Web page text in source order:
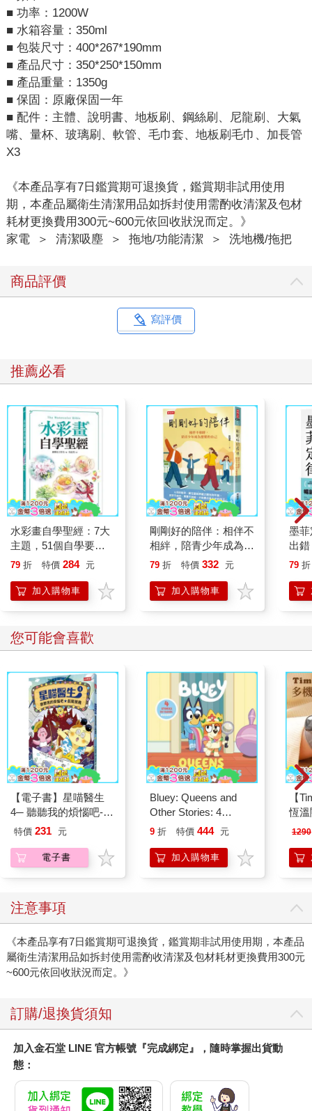
■ 功率：1200W
■ 水箱容量：350ml
■ 包裝尺寸：400*267*190mm
■ 產品尺寸：350*250*150mm
■ 產品重量：1350g
■ 保固：原廠保固一年
■ 配件：主體、說明書、地板刷、鋼絲刷、尼龍刷、大氣
嘴、量杯、玻璃刷、軟管、毛巾套、地板刷毛巾、加長管
X3
《本產品享有7日鑑賞期可退換貨，鑑賞期非試用使用
期，本產品屬衛生清潔用品如拆封使用需酌收清潔及包材
耗材更換費用300元~600元依回收狀況而定。》
家電
＞ 清潔吸塵 ＞ 拖地/功能清潔 ＞ 洗地機/拖把
商品評價
寫評價
推薦必看
水彩畫自學聖經：7大
主題，51個自學要
點，一本最全面的水彩
79 折 特價 284 元
加入購物車
剛剛好的陪伴：相伴不
相絆，陪青少年成為想
要的自己
79 折 特價 332 元
加入購物車
墨
出
錯
心
的
79 折
您可能會喜歡
【電子書】星喵醫生
4─ 聽聽我的煩惱吧-假
期挑戰
特價 231 元
電子書
Bluey: Queens and
Other Stories: 4
Stories in 1 Book.
9 折 特價 444 元
加入購物車
【
恆
肩/
膝
1290
注意事項
《本產品享有7日鑑賞期可退換貨，鑑賞期非試用使用期，本產品
屬衛生清潔用品如拆封使用需酌收清潔及包材耗材更換費用300元
~600元依回收狀況而定。》
訂購/退換貨須知
加入金石堂 LINE 官方帳號『完成綁定』，隨時掌握出貨動
態：